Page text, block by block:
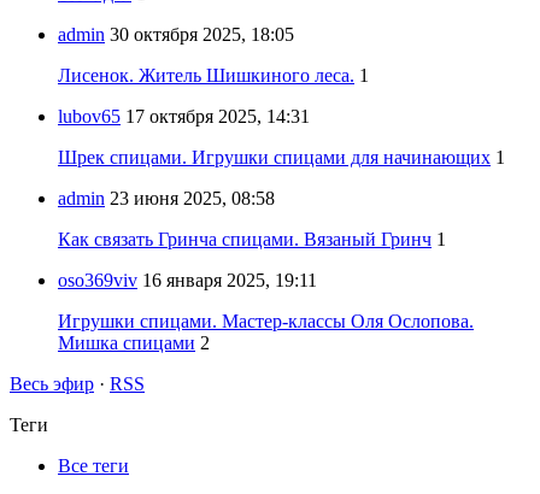
admin 30 октября 2025, 18:05
Лисенок. Житель Шишкиного леса. 1
lubov65 17 октября 2025, 14:31
Шрек спицами. Игрушки спицами для начинающих 1
admin 23 июня 2025, 08:58
Как связать Гринча спицами. Вязаный Гринч 1
oso369viv 16 января 2025, 19:11
Игрушки спицами. Мастер-классы Оля Ослопова.
Мишка спицами 2
Весь эфир · RSS
Теги
Все теги